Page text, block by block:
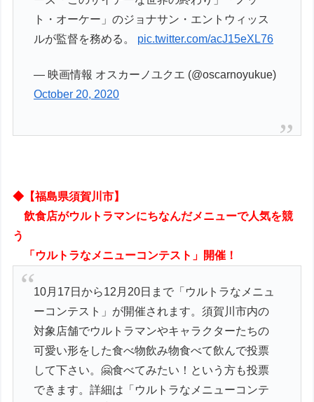
ト・オーケー」のジョナサン・エントウィッス
ルが監督を務める。 pic.twitter.com/acJ15eXL76
— 映画情報 オスカーノユクエ (@oscarnoyukue)
October 20, 2020
◆【福島県須賀川市】
飲食店がウルトラマンにちなんだメニューで人気を競
う
「ウルトラなメニューコンテスト」開催！
10月17日から12月20日まで「ウルトラなメニュ
ーコンテスト」が開催されます。須賀川市内の
対象店舗でウルトラマンやキャラクターたちの
可愛い形をした食べ物飲み物食べて飲んで投票
して下さい。🤗食べてみたい！という方も投票
できます。詳細は「ウルトラなメニューコンテ